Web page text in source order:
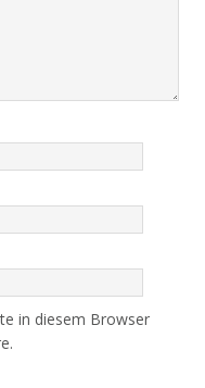
in diesem Browser